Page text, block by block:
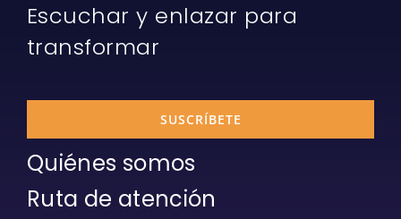
Escuchar y enlazar para
transformar
SUSCRÍBETE
Quiénes somos
Ruta de atención